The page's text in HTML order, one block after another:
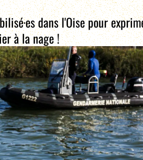
dans l'Oise pour
à la nage !